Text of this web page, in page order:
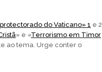
do Vaticano» 1 e 2
» e «Terrorismo em Timor
ao tema. Urge conter o